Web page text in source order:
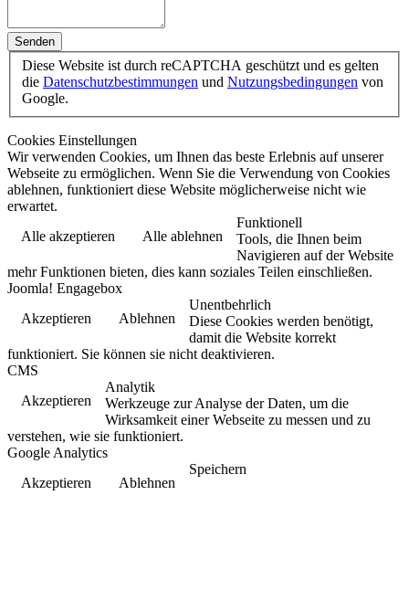
Senden
Diese Website ist durch reCAPTCHA geschützt und es gelten
die Datenschutzbestimmungen und Nutzungsbedingungen von
Google.
Cookies Einstellungen
Wir verwenden Cookies, um Ihnen das beste Erlebnis auf unserer
Webseite zu ermöglichen. Wenn Sie die Verwendung von Cookies
ablehnen, funktioniert diese Website möglicherweise nicht wie
erwartet.
Alle akzeptieren
Alle ablehnen
Funktionell
Tools, die Ihnen beim
Navigieren auf der Website
mehr Funktionen bieten, dies kann soziales Teilen einschließen.
Joomla! Engagebox
Akzeptieren
Ablehnen
Unentbehrlich
Diese Cookies werden benötigt,
damit die Website korrekt
funktioniert. Sie können sie nicht deaktivieren.
CMS
Akzeptieren
Analytik
Werkzeuge zur Analyse der Daten, um die
Wirksamkeit einer Webseite zu messen und zu
verstehen, wie sie funktioniert.
Google Analytics
Akzeptieren
Ablehnen
Speichern